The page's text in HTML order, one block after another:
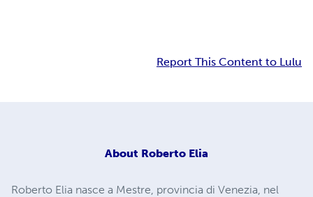
Report This Content to Lulu
About Roberto Elia
Roberto Elia nasce a Mestre, provincia di Venezia, nel